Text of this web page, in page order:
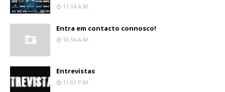
11:14 A.m.
Entra em contacto connosco!
10:56 A.m.
Entrevistas
11:01 P.m.